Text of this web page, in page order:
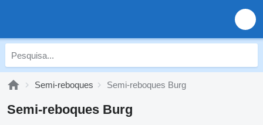
Semi-reboques Semi-reboques Burg
Semi-reboques Burg